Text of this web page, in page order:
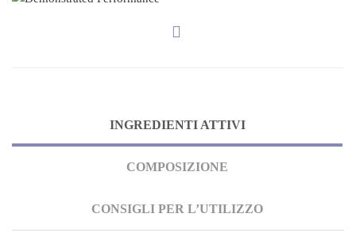
INGREDIENTI ATTIVI
COMPOSIZIONE
CONSIGLI PER L’UTILIZZO